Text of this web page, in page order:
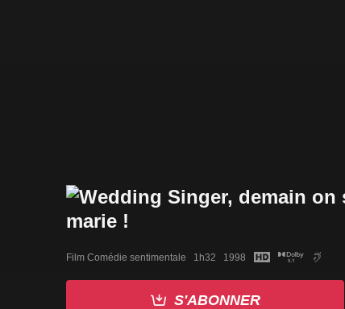
Film Comédie sentimentale   1h32   1998
S'ABONNER